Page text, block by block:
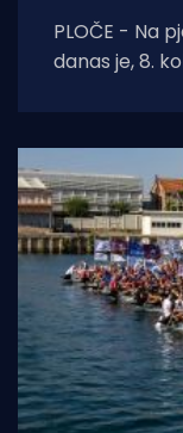
PLOČE - Na
danas je, 8.